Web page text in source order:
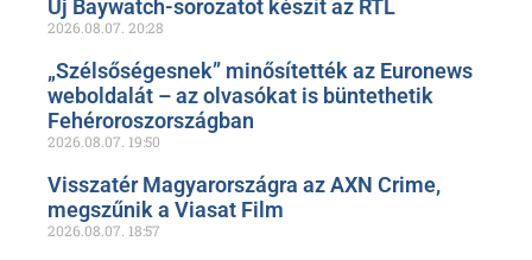
Új Baywatch-sorozatot készít az RTL
2026.08.07. 20:28
„Szélsőségesnek” minősítették az Euronews
weboldalát – az olvasókat is büntethetik
Fehéroroszországban
2026.08.07. 19:50
Visszatér Magyarországra az AXN Crime,
megszűnik a Viasat Film
2026.08.07. 18:57